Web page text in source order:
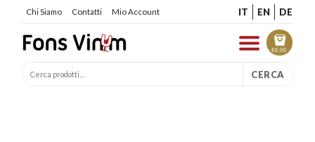
Chi Siamo Contatti Mio Account IT EN DE
€0.00
CERCA